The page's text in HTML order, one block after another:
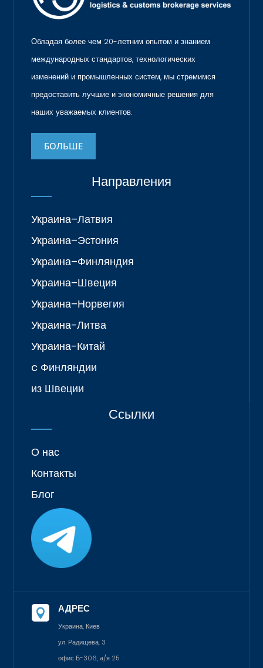
Обладая более чем 20-летним опытом и знанием
международных стандартов, технологических
изменений и промышленных систем, мы стремимся
предоставить лучшие и экономичные решения для
наших уважаемых клиентов.
БОЛЬШЕ
Направления
Украина–Латвия
Украина–Эстония
Украина–Финляндия
Украина–Швеция
Украина–Норвегия
Украина-Литва
Украина-Китай
c Финляндии
из Швеции
Ссылки
О нас
Контакты
Блог
 АДРЕС
Украина, Киев
ул. Радищева, 3
офис Б-306, а/я 25